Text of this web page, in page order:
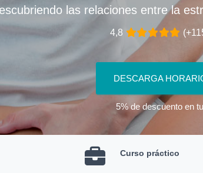
las relaciones entre la
4,8
DESCARGA
5% de descuento en
Curso práctico